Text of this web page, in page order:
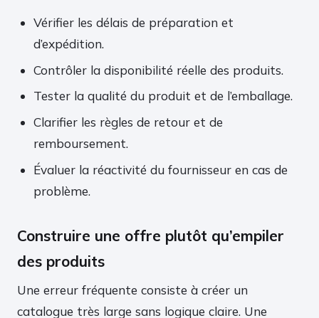
Vérifier les délais de préparation et
d’expédition.
Contrôler la disponibilité réelle des produits.
Tester la qualité du produit et de l’emballage.
Clarifier les règles de retour et de
remboursement.
Évaluer la réactivité du fournisseur en cas de
problème.
Construire une offre plutôt qu’empiler
des produits
Une erreur fréquente consiste à créer un
catalogue très large sans logique claire. Une